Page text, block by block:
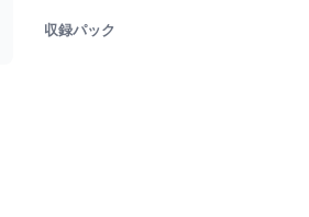
収録パック